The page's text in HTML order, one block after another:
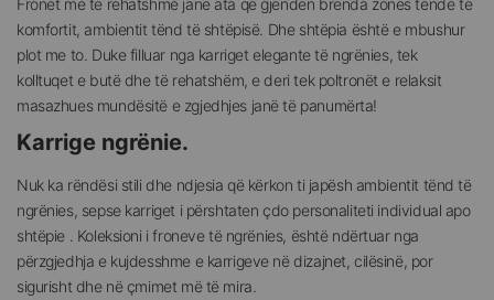
Fronet më të rehatshme janë ata që gjenden brenda zonës tënde të
komfortit, ambientit tënd të shtëpisë. Dhe shtëpia është e mbushur
plot me to. Duke filluar nga karriget elegante të ngrënies, tek
kolltuqet e butë dhe të rehatshëm, e deri tek poltronët e relaksit
masazhues mundësitë e zgjedhjes janë të panumërta!
Karrige ngrënie.
Nuk ka rëndësi stili dhe ndjesia që kërkon ti japësh ambientit tënd të
ngrënies, sepse karriget i përshtaten çdo personaliteti individual apo
shtëpie . Koleksioni i froneve të ngrënies, është ndërtuar nga
përzgjedhja e kujdesshme e karrigeve në dizajnet, cilësinë, por
sigurisht dhe në çmimet më të mira.